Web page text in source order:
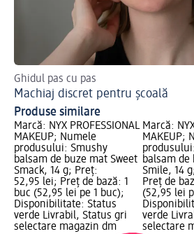
Ghidul pas cu pas
Machiaj discret pentru școală
Produse similare
Marcă: NYX PROFESSIONAL
MAKEUP; Numele
produsului: Smushy
balsam de buze mat Sweet
Smack, 14 g; Preț:
52,95 lei; Preț de bază: 1
buc (52,95 lei pe 1 buc);
Disponibilitate: Status
verde Livrabil, Status gri
selectare magazin dm
Marcă:
MAKEUP;
balsam de
Smile, 14
Preț de
(52,95 lei
verde
selectare